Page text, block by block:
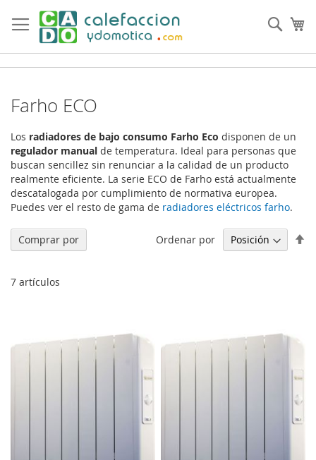
al
contenido
Farho ECO
Los radiadores de bajo consumo Farho Eco disponen de un
regulador manual de temperatura. Ideal para personas que
buscan sencillez sin renunciar a la calidad de un producto
realmente eficiente. La serie ECO de Farho está actualmente
descatalogada por cumplimiento de normativa europea.
Puedes ver el resto de gama de radiadores eléctricos farho.
Comprar por
7 artículos
Ordenar por